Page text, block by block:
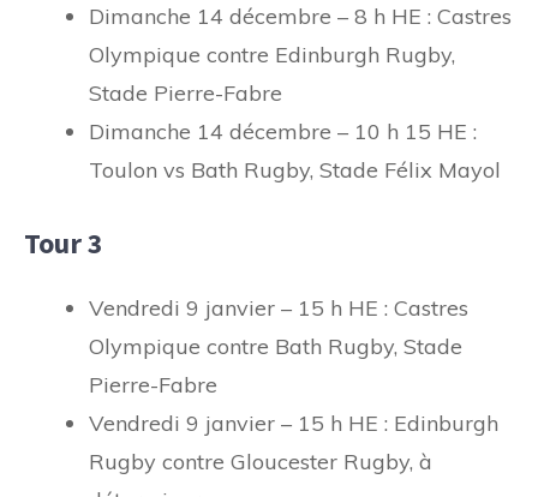
Dimanche 14 décembre – 8 h HE : Castres
Olympique contre Edinburgh Rugby,
Stade Pierre-Fabre
Dimanche 14 décembre – 10 h 15 HE :
Toulon vs Bath Rugby, Stade Félix Mayol
Tour 3
Vendredi 9 janvier – 15 h HE : Castres
Olympique contre Bath Rugby, Stade
Pierre-Fabre
Vendredi 9 janvier – 15 h HE : Edinburgh
Rugby contre Gloucester Rugby, à